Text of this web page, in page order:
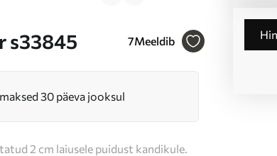
s33845 7Meeldib
30 päeva jooksul
2 cm laiusele puidust kandikule.